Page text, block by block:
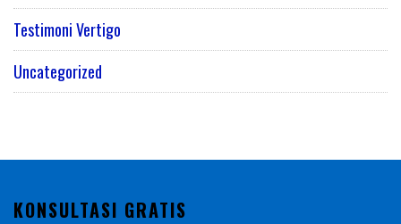
Testimoni Vertigo
Uncategorized
KONSULTASI GRATIS